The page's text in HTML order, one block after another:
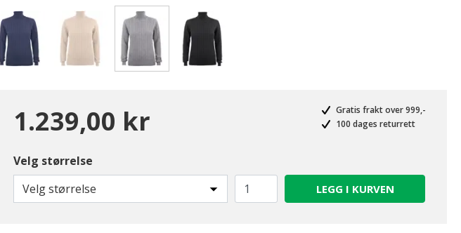
1.239,00 kr
Gratis frakt over 999,-
100 dages returrett
Velg størrelse
Velg størrelse
LEGG I KURVEN